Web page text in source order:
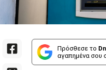
Πρόσθεσε το
αγαπημένα σου